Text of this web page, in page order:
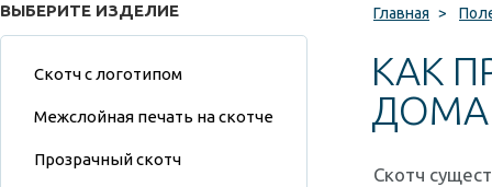
ВЫБЕРИТЕ ИЗДЕЛИЕ
Скотч с логотипом
Межслойная печать на скотче
Прозрачный скотч
Главная >
КАК
Скотч